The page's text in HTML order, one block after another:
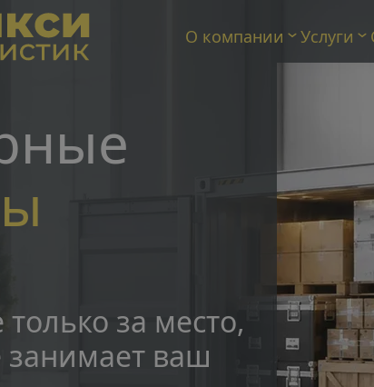
О компании Услуги
только за место,
занимает ваш